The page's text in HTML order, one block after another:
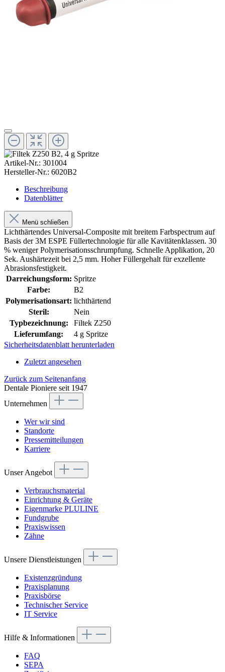
Artikel-Nr.: 301004
Hersteller-Nr.: 6020B2
Beschreibung
Datenblätter
Menü schließen
Lichthärtendes Universal-Composite mit breitem Farbspectrum auf
Basis der 3M ESPE Füllertechnologie für alle Kavitätenklassen. 30
% weniger Polymerisationsschrumpfung. Schnelle Applikation, 20
Sek. Aushärtezeit bei 2,5 mm. Hoher Füllergehalt für exzellente
Abrasionsfestigkeit.
Darreichungsform: Spritze
Farbe:
B2
Polymerisationsart: lichthärtend
Steril:
Nein
Typbezeichnung:
Filtek Z250
Lieferumfang:
4 g Spritze
Sicherheitsdatenblatt herunterladen
Zuletzt angesehen
Zurück zum Seitenanfang
Dentale Pioniere seit 1947
Unternehmen
Wer wir sind
Standorte
Pressemitteilungen
Karriere
Unser Angebot
Verbrauchsmaterial
Einrichtung & Geräte
Eigenmarke PLULINE
Fundgrube
Praxiswissen
Zähne
Unsere Dienstleistungen
Existenzgründung
Praxisplanung
Praxisbörse
Technischer Service
IT Service
Hilfe & Informationen
FAQ
SEPA